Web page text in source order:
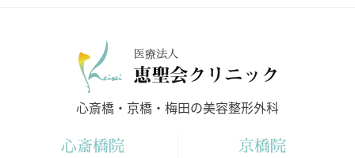
医療法人
心斎橋・京橋・梅田の美容整形外科
心斎橋院 京橋院